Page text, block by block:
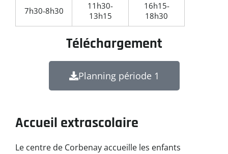
7h30-8h30
11h30-
13h15
16h15-
18h30
Téléchargement
Planning période 1
Accueil extrascolaire
Le centre de Corbenay accueille les enfants